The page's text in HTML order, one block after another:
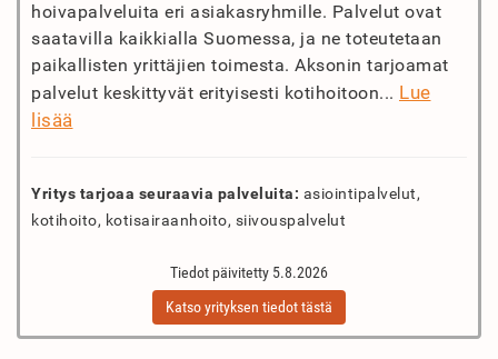
hoivapalveluita eri asiakasryhmille. Palvelut ovat
saatavilla kaikkialla Suomessa, ja ne toteutetaan
paikallisten yrittäjien toimesta. Aksonin tarjoamat
palvelut keskittyvät erityisesti kotihoitoon... Lue
lisää
Yritys tarjoaa seuraavia palveluita: asiointipalvelut,
kotihoito, kotisairaanhoito, siivouspalvelut
Tiedot päivitetty 5.8.2026
Katso yrityksen tiedot tästä